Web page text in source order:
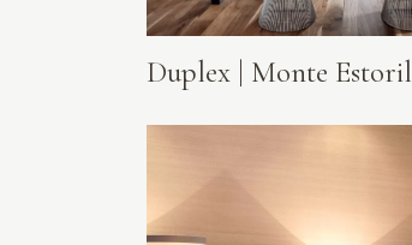
Duplex | Monte Estoril